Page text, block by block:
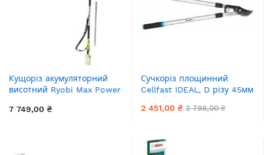
Кущоріз акумуляторний
висотний Ryobi Max Power
крок різу 22мм 4.2кг без
7 749,00 ₴
Сучкоріз площинний
Cellfast IDEAL, D різу 45мм
2 451,00 ₴ 2 798,00 ₴